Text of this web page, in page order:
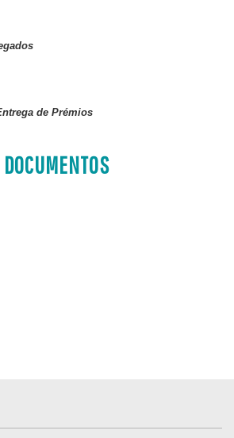
de Prémios
DOCUMENTOS